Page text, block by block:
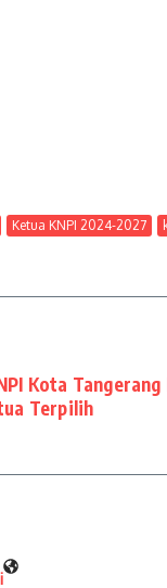
Ketua KNPI 2024-2027
Kota
Terpilih